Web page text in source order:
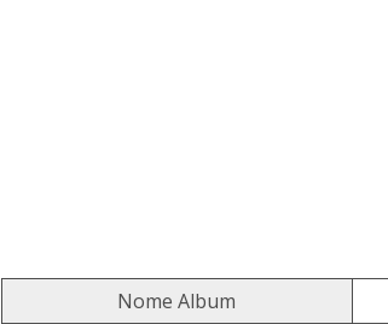
Nome Album